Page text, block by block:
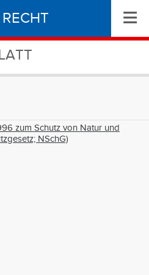
≡
zum Schutz von Natur und
NSchG)